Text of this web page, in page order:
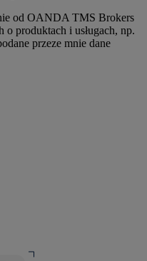
od OANDA TMS Brokers
produktach i usługach, np.
przeze mnie dane